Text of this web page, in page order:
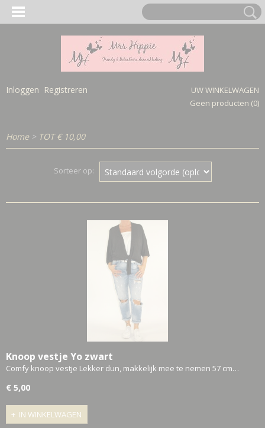
Inloggen Registreren
UW WINKELWAGEN
Geen producten (0)
Home > TOT € 10,00
Sorteer op:
Knoop vestje Yo zwart
Comfy knoop vestje Lekker dun, makkelijk mee te nemen 57 cm…
€ 5,00
IN WINKELWAGEN